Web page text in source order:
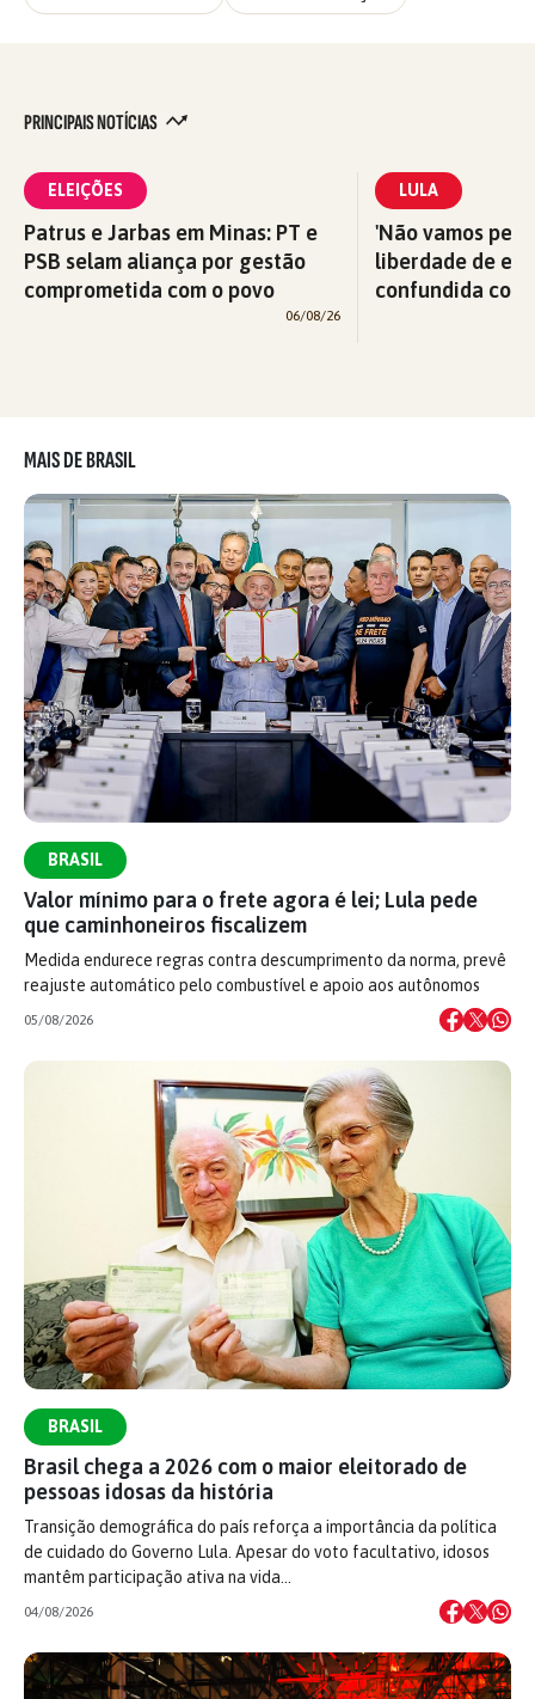
PRINCIPAIS NOTÍCIAS
ELEIÇÕES
Patrus e Jarbas em Minas: PT e
PSB selam aliança por gestão
comprometida com o povo
06/08/26
LULA
'Não vamos
liberdade de
confundida
MAIS DE BRASIL
BRASIL
Valor mínimo para o frete agora é lei; Lula pede
que caminhoneiros fiscalizem
Medida endurece regras contra descumprimento da norma, prevê
reajuste automático pelo combustível e apoio aos autônomos
05/08/2026
BRASIL
Brasil chega a 2026 com o maior eleitorado de
pessoas idosas da história
Transição demográfica do país reforça a importância da política
de cuidado do Governo Lula. Apesar do voto facultativo, idosos
mantêm participação ativa na vida…
04/08/2026